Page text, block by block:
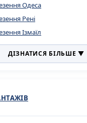
Одеса
Рені
Ізмаїл
ДІЗНАТИСЯ БІЛЬШЕ ▼